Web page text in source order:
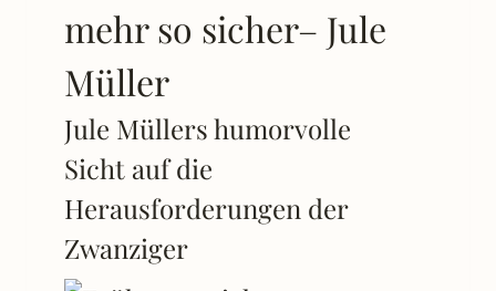
mehr so sicher– Jule
Müller
Jule Müllers humorvolle
Sicht auf die
Herausforderungen der
Zwanziger